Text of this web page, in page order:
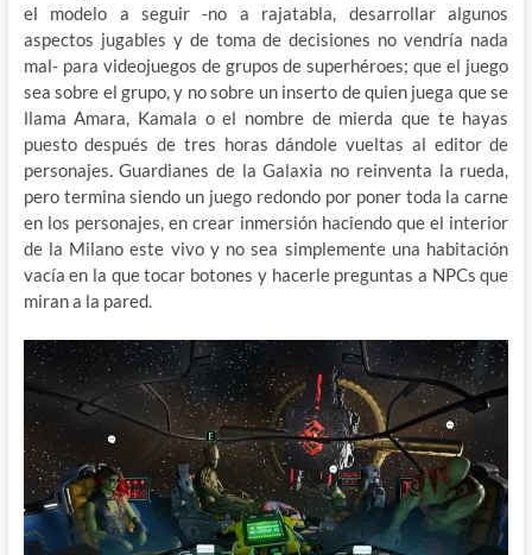
el modelo a seguir -no a rajatabla, desarrollar algunos
aspectos jugables y de toma de decisiones no vendría nada
mal- para videojuegos de grupos de superhéroes; que el juego
sea sobre el grupo, y no sobre un inserto de quien juega que se
llama Amara, Kamala o el nombre de mierda que te hayas
puesto después de tres horas dándole vueltas al editor de
personajes. Guardianes de la Galaxia no reinventa la rueda,
pero termina siendo un juego redondo por poner toda la carne
en los personajes, en crear inmersión haciendo que el interior
de la Milano este vivo y no sea simplemente una habitación
vacía en la que tocar botones y hacerle preguntas a NPCs que
miran a la pared.